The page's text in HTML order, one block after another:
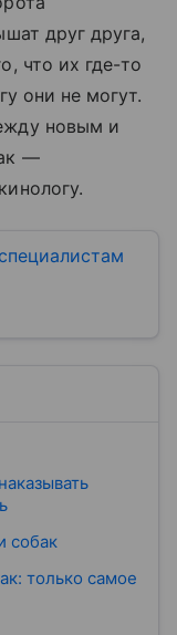
друг друга,
что их где-то
они не могут.
новым и
—
собак
только самое